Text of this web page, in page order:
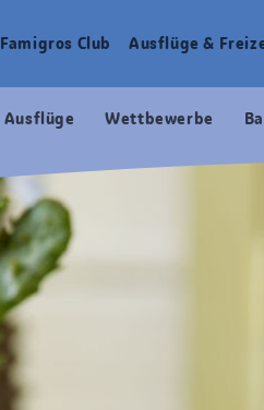
Haupt
Famigros Club Ausflüge &
Ausflüge Wettbewerbe